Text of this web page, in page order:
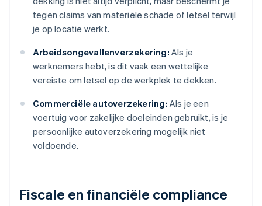
tegen claims van materiële schade of letsel terwijl
je op locatie werkt.
Arbeidsongevallenverzekering: Als je
werknemers hebt, is dit vaak een wettelijke
vereiste om letsel op de werkplek te dekken.
Commerciële autoverzekering: Als je een
voertuig voor zakelijke doeleinden gebruikt, is je
persoonlijke autoverzekering mogelijk niet
voldoende.
Fiscale en financiële compliance